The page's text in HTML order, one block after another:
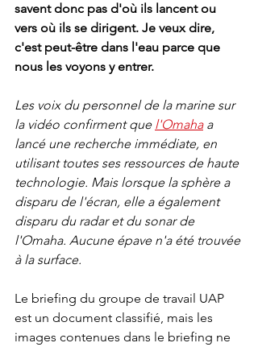
savent donc pas d'où ils lancent ou
vers où ils se dirigent. Je veux dire,
c'est peut-être dans l'eau parce que
nous les voyons y entrer.
Les voix du personnel de la marine sur
la vidéo confirment que l'Omaha a
lancé une recherche immédiate, en
utilisant toutes ses ressources de haute
technologie. Mais lorsque la sphère a
disparu de l'écran, elle a également
disparu du radar et du sonar de
l'Omaha. Aucune épave n'a été trouvée
à la surface.
Le briefing du groupe de travail UAP
est un document classifié, mais les
images contenues dans le briefing ne